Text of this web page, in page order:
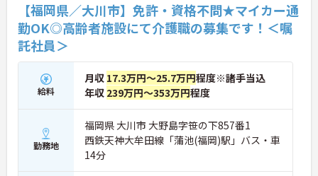
【福岡県／大川市】免許・資格不問★マイカー通
勤OK◎高齢者施設にて介護職の募集です！＜嘱
託社員＞
給料
月収 17.3万円～25.7万円程度※諸手当込
年収 239万円～353万円程度
勤務地
福岡県 大川市 大野島字笹の下857番1
西鉄天神大牟田線「蒲池(福岡)駅」バス・車
14分